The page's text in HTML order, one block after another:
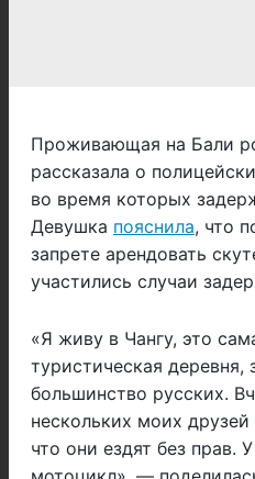
Проживающая на Бали
рассказала о
во время которых
Девушка пояснила, что
запрете арендовать
участились случаи
«Я живу в Чангу, это
туристическая деревня,
большинство русских.
нескольких моих
что они ездят без прав.